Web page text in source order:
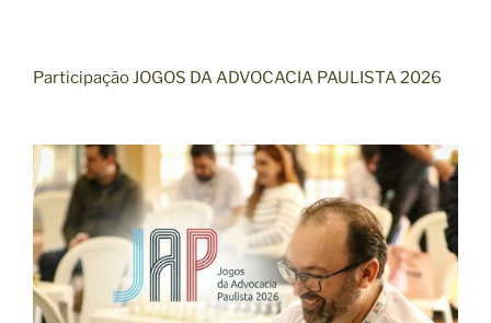
Participação JOGOS DA ADVOCACIA PAULISTA 2026